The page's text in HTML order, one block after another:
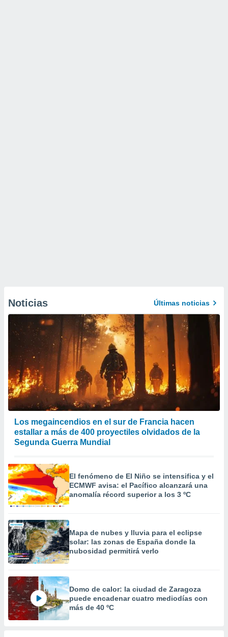
Noticias Últimas noticias
Los megaincendios en el sur de Francia hacen
estallar a más de 400 proyectiles olvidados de la
Segunda Guerra Mundial
El fenómeno de El Niño se intensifica y el
ECMWF avisa: el Pacífico alcanzará una
anomalía récord superior a los 3 ºC
Mapa de nubes y lluvia para el eclipse
solar: las zonas de España donde la
nubosidad permitirá verlo
Domo de calor: la ciudad de Zaragoza
puede encadenar cuatro mediodías con
más de 40 ºC